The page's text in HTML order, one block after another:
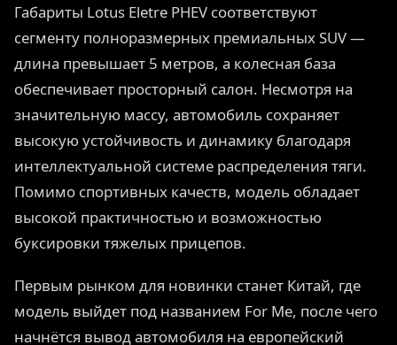
Габариты Lotus Eletre PHEV соответствуют
сегменту полноразмерных премиальных SUV —
длина превышает 5 метров, а колесная база
обеспечивает просторный салон. Несмотря на
значительную массу, автомобиль сохраняет
высокую устойчивость и динамику благодаря
интеллектуальной системе распределения тяги.
Помимо спортивных качеств, модель обладает
высокой практичностью и возможностью
буксировки тяжелых прицепов.
Первым рынком для новинки станет Китай, где
модель выйдет под названием For Me, после чего
начнётся вывод автомобиля на европейский